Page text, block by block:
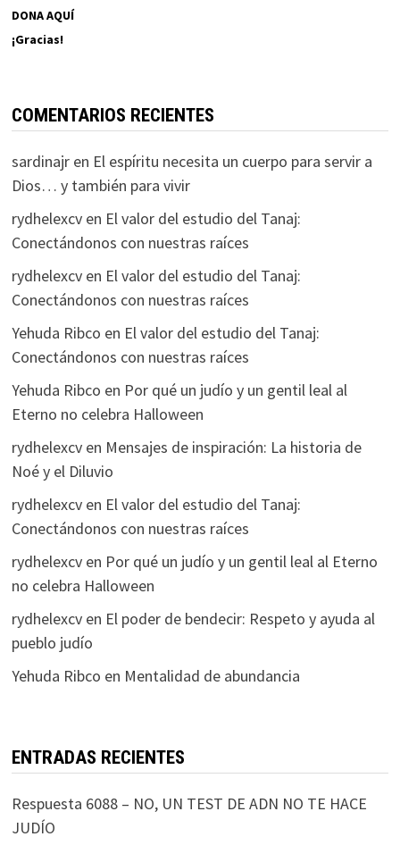
DONA AQUÍ
¡Gracias!
COMENTARIOS RECIENTES
sardinajren El espíritu necesita un cuerpo para servir a
Dios… y también para vivir
rydhelexcven El valor del estudio del Tanaj:
Conectándonos con nuestras raíces
rydhelexcven El valor del estudio del Tanaj:
Conectándonos con nuestras raíces
Yehuda Ribco en El valor del estudio del Tanaj:
Conectándonos con nuestras raíces
Yehuda Ribco en Por qué un judío y un gentil leal al
Eterno no celebra Halloween
rydhelexcven Mensajes de inspiración: La historia de
Noé y el Diluvio
rydhelexcven El valor del estudio del Tanaj:
Conectándonos con nuestras raíces
rydhelexcven Por qué un judío y un gentil leal al Eterno
no celebra Halloween
rydhelexcven El poder de bendecir: Respeto y ayuda al
pueblo judío
Yehuda Ribco en Mentalidad de abundancia
ENTRADAS RECIENTES
Respuesta 6088 – NO, UN TEST DE ADN NO TE HACE
JUDÍO